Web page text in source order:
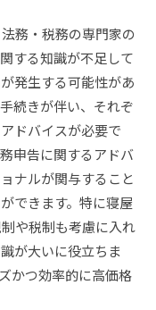
務・税務の専門家の
する知識が不足して
発生する可能性があ
続きが伴い、それぞ
ドバイスが必要で
申告に関するアドバ
ナルが関与すること
できます。特に寝屋
や税制も考慮に入れ
が大いに役立ちま
かつ効率的に高価格